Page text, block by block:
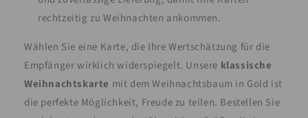
rechtzeitig zu Weihnachten ankommen.
Wählen Sie eine Karte, die Ihre Wertschätzung für die
Empfänger wirklich widerspiegelt. Unsere klassische
Weihnachtskarte mit dem Weihnachtsbaum in Gold ist
die perfekte Möglichkeit, Freude zu teilen. Bestellen Sie